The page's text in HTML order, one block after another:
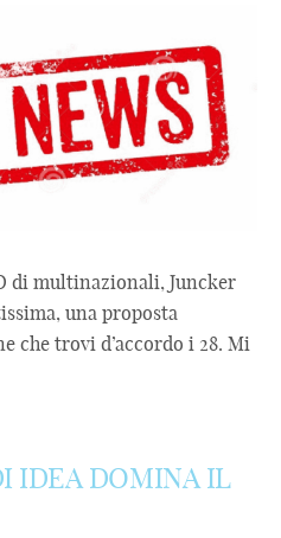
di multinazionali, Juncker
una proposta
che trovi d’accordo i 28. Mi
IDEA DOMINA IL